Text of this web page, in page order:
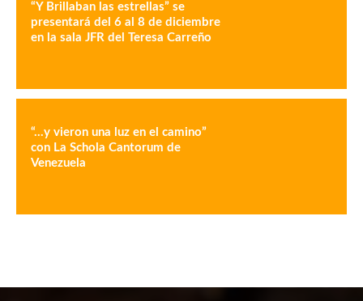
“Y Brillaban las estrellas” se
presentará del 6 al 8 de diciembre
en la sala JFR del Teresa Carreño
“…y vieron una luz en el camino”
con La Schola Cantorum de
Venezuela